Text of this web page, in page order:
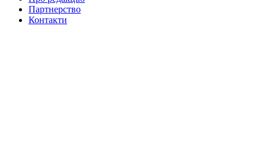
Партнерство
Контакти